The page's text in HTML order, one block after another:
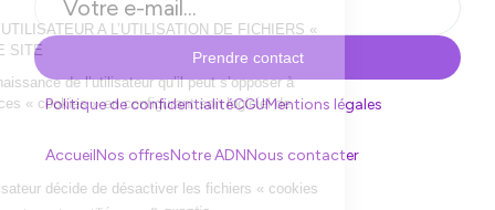
Prendre contact
Politique de confidentialitéCGUMentions légales
AccueilNos offresNotre ADNNous contacter